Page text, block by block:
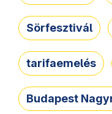
Sörfesztivál
tarifaemelés
Budapest